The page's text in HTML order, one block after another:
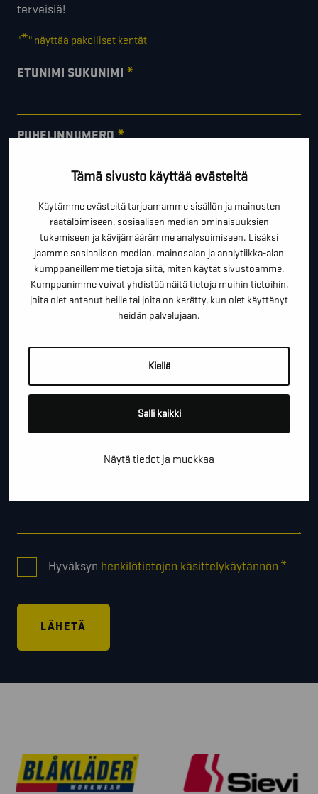
Tämä sivusto käyttää evästeitä
Käytämme evästeitä tarjoamamme sisällön ja mainosten
räätälöimiseen, sosiaalisen median ominaisuuksien
tukemiseen ja kävijämäärämme analysoimiseen. Lisäksi
jaamme sosiaalisen median, mainosalan ja analytiikka-alan
kumppaneillemme tietoja siitä, miten käytät sivustoamme.
Kumppanimme voivat yhdistää näitä tietoja muihin tietoihin,
joita olet antanut heille tai joita on kerätty, kun olet käyttänyt
heidän palvelujaan.
Kiellä
Salli kaikki
Näytä tiedot ja muokkaa
terveisiä!
"*" näyttää pakolliset kentät
ETUNIMI SUKUNIMI *
PUHELINNUMERO *
YRITYS
VIESTI
Hyväksyn henkilötietojen käsittelykäytännön *